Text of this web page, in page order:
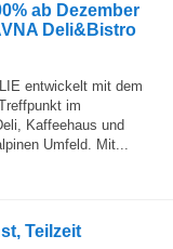
ab Dezember
Deli&Bistro
entwickelt mit dem
im
Kaffeehaus und
Umfeld. Mit...
Teilzeit